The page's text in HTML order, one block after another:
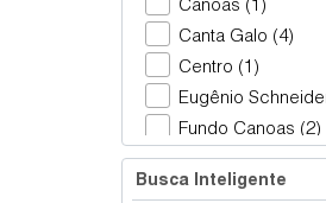
Canoas (1)
Canta Galo (4)
Centro (1)
Eugênio
Fundo Canoas (2)
Jardim América
Laranjeiras (3)
Busca Inteligente